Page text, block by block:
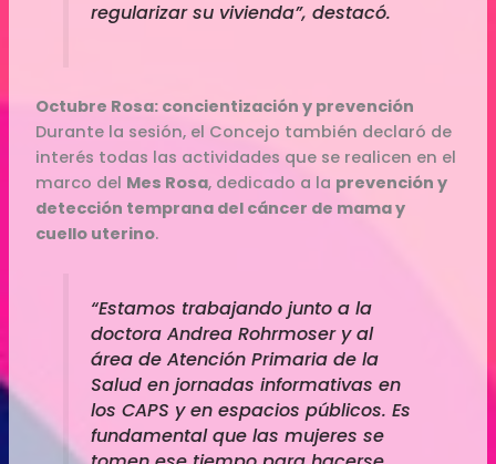
regularizar su vivienda”, destacó.
Octubre Rosa: concientización y prevención
Durante la sesión, el Concejo también declaró de
interés todas las actividades que se realicen en el
marco del Mes Rosa, dedicado a la prevención y
detección temprana del cáncer de mama y
cuello uterino.
“Estamos trabajando junto a la
doctora Andrea Rohrmoser y al
área de Atención Primaria de la
Salud en jornadas informativas en
los CAPS y en espacios públicos. Es
fundamental que las mujeres se